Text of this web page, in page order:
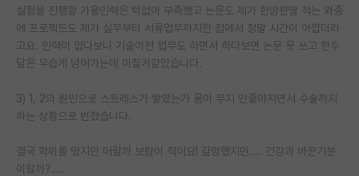
실험을 진행할 가용인력은 턱없이 부족했고 논문도 제가 한땀한땀 적는 와중
에 프로젝트도 제가 실무부터 서류업무까지한 점에서 정말 시간이 아깝더라
고요. 인력이 없다보니 기술이전 업무도 하면서 하다보면 논문 못 쓰고 한두
달은 우습게 넘어가는데 미칠거같았습니다.
3) 1, 2의 원인으로 스트레스가 쌓였는가 몸이 무지 안좋아지면서 수술까지
하는 상황으로 번졌습니다.
결국 학위를 땄지만 머랄까 보람이 적어요! 갈망했지만.... 건강과 바꾼기분
이랄까?....